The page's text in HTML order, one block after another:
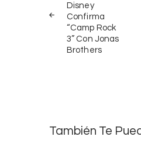
entradas
Disney
Confirma
“Camp Rock
3” Con Jonas
Brothers
También Te